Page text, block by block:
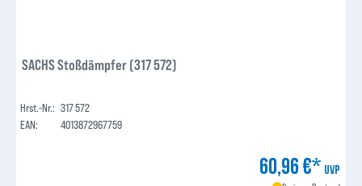
SACHS Stoßdämpfer (317 572)
Hrst.-Nr.: 317 572
EAN:
4013872967759
60,96 €* UVP